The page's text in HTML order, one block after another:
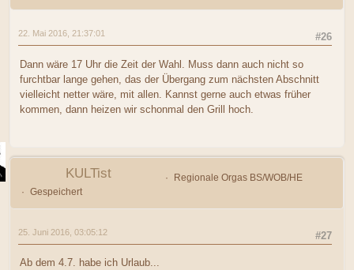
#26
22. Mai 2016, 21:37:01
Dann wäre 17 Uhr die Zeit der Wahl. Muss dann auch nicht so
furchtbar lange gehen, das der Übergang zum nächsten Abschnitt
vielleicht netter wäre, mit allen. Kannst gerne auch etwas früher
kommen, dann heizen wir schonmal den Grill hoch.
KULTist
Regionale Orgas BS/WOB/HE
Gespeichert
#27
25. Juni 2016, 03:05:12
Ab dem 4.7. habe ich Urlaub...